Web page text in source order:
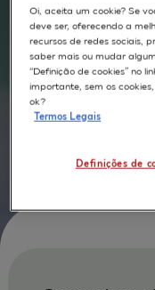
Procurar por :
TEXTO COMPLETO
AUTORES
Oi, aceita um cookie? Se
deve ser, oferecendo a
recursos de redes sociais,
saber mais ou mudar
“Definição de cookies” no
importante, sem os
ok?
Termos Legais
Definições de